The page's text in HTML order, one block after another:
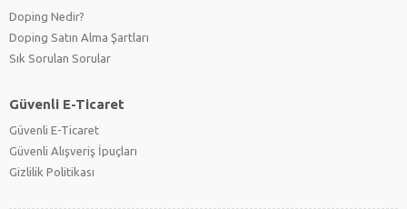
Doping Nedir?
Doping Satın Alma Şartları
Sık Sorulan Sorular
Güvenli E-Ticaret
Güvenli E-Ticaret
Güvenli Alışveriş İpuçları
Gizlilik Politikası